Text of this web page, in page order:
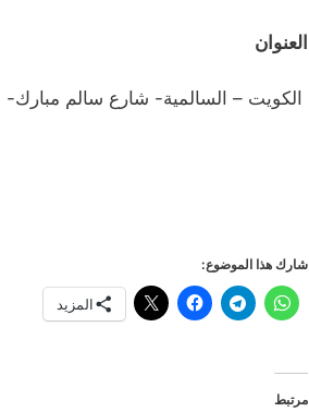
العنوان
الكويت – السالمية- شارع سالم مبارك- مبني رقم 4-
شارك هذا الموضوع:
المزيد
مرتبط